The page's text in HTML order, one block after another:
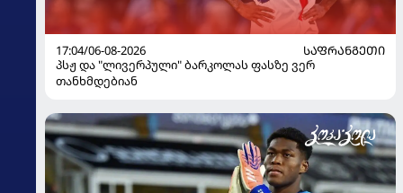
17:04/06-08-2026
ᲡᲐᲤᲠᲐᲜᲒᲔᲗᲘ
პსჟ და "ლივერპული" ბარკოლას ფასზე ვერ
თანხმდებიან